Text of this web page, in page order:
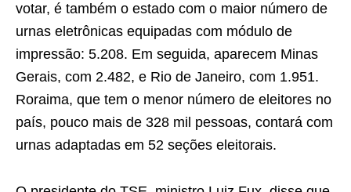
votar, é também o estado com o maior número de
urnas eletrônicas equipadas com módulo de
impressão: 5.208. Em seguida, aparecem Minas
Gerais, com 2.482, e Rio de Janeiro, com 1.951.
Roraima, que tem o menor número de eleitores no
país, pouco mais de 328 mil pessoas, contará com
urnas adaptadas em 52 seções eleitorais.